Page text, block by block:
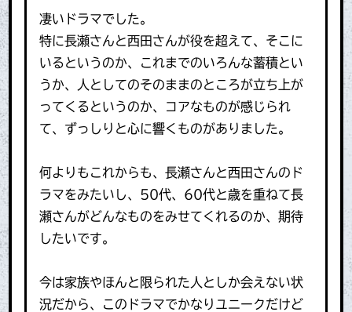
凄いドラマでした。
特に長瀬さんと西田さんが役を超えて、そこに
いるというのか、これまでのいろんな蓄積とい
うか、人としてのそのままのところが立ち上が
ってくるというのか、コアなものが感じられ
て、ずっしりと心に響くものがありました。
何よりもこれからも、長瀬さんと西田さんのド
ラマをみたいし、50代、60代と歳を重ねて長
瀬さんがどんなものをみせてくれるのか、期待
したいです。
今は家族やほんと限られた人としか会えない状
況だから、このドラマでかなりユニークだけど